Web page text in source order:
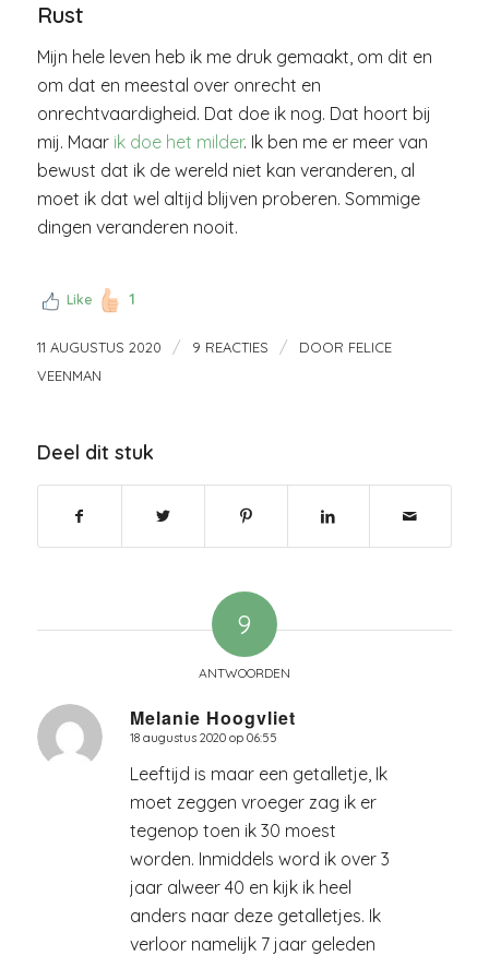
Rust
Mijn hele leven heb ik me druk gemaakt, om dit en
om dat en meestal over onrecht en
onrechtvaardigheid. Dat doe ik nog. Dat hoort bij
mij. Maar ik doe het milder. Ik ben me er meer van
bewust dat ik de wereld niet kan veranderen, al
moet ik dat wel altijd blijven proberen. Sommige
dingen veranderen nooit.
Like 1
11 AUGUSTUS 2020 / 9 REACTIES / DOOR FELICE
VEENMAN
Deel dit stuk
9
ANTWOORDEN
Melanie Hoogvliet
zegt:
18 augustus 2020 op 06:55
Leeftijd is maar een getalletje, Ik
moet zeggen vroeger zag ik er
tegenop toen ik 30 moest
worden. Inmiddels word ik over 3
jaar alweer 40 en kijk ik heel
anders naar deze getalletjes. Ik
verloor namelijk 7 jaar geleden